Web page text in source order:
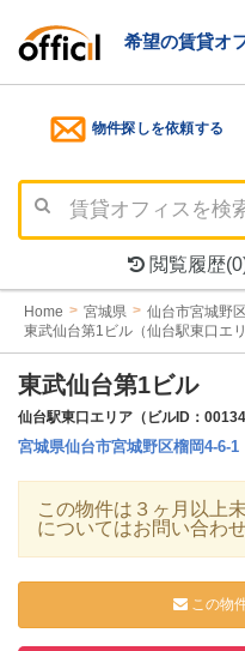
希望の賃貸オ
物件探しを依頼する
閲覧履歴
Home 宮城県
仙台市宮城野区
東武仙台第1ビル（仙台駅東口エ
東武仙台第1ビル
仙台駅東口エリア（ビルID：
宮城県仙台市宮城野区榴岡4-6-1
この物件は３ヶ月以上
についてはお問い合わ
この物